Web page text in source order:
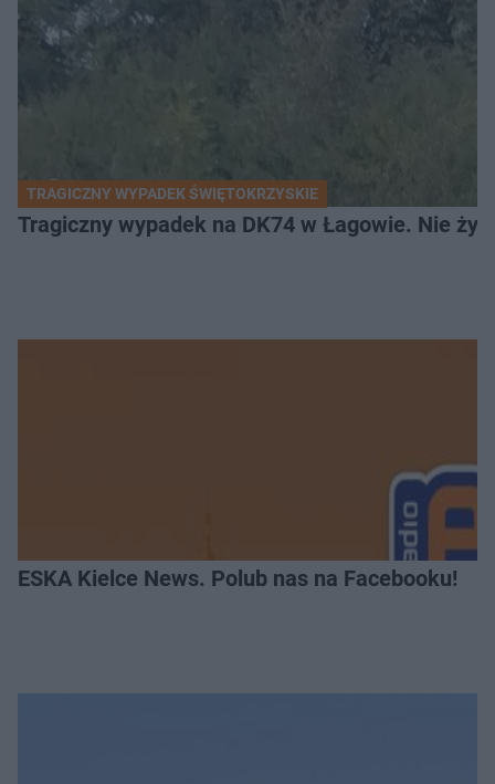
TRAGICZNY WYPADEK ŚWIĘTOKRZYSKIE
Tragiczny wypadek na DK74 w Łagowie. Nie
ESKA Kielce News. Polub nas na Facebooku!